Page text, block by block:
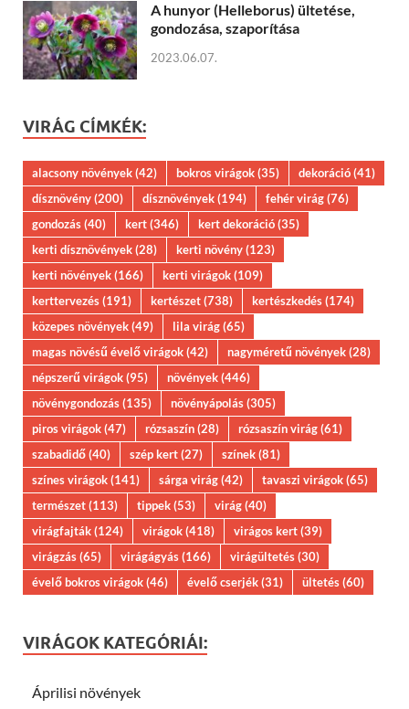
A hunyor (Helleborus) ültetése,
gondozása, szaporítása
2023.06.07.
VIRÁG CÍMKÉK:
alacsony növények(42) bokros virágok(35) dekoráció(41)
dísznövény(200) dísznövények(194) fehér virág(76)
gondozás(40) kert(346) kert dekoráció(35)
kerti dísznövények(28) kerti növény(123)
kerti növények(166) kerti virágok(109)
kerttervezés(191) kertészet(738) kertészkedés(174)
közepes növények(49) lila virág(65)
magas növésű évelő virágok(42) nagyméretű növények(28)
népszerű virágok(95) növények(446)
növénygondozás(135) növényápolás(305)
piros virágok(47) rózsaszín(28) rózsaszín virág(61)
szabadidő(40) szép kert(27) színek(81)
színes virágok(141) sárga virág(42) tavaszi virágok(65)
természet(113) tippek(53) virág(40)
virágfajták(124) virágok(418) virágos kert(39)
virágzás(65) virágágyás(166) virágültetés(30)
évelő bokros virágok(46) évelő cserjék(31) ültetés(60)
VIRÁGOK KATEGÓRIÁI:
Áprilisi növények